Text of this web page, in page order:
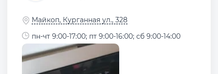
Майкоп, Курганная ул., 328
пн-чт 9:00-17:00; пт 9:00-16:00; сб 9:00-14:00